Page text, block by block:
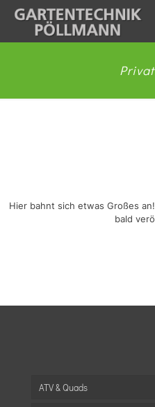
Hier bahnt sich etwas Großes
bald
ATV & Quads